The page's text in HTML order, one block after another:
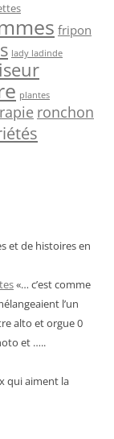
fripon
lady ladinde
plantes
ronchon
et de histoires en
«… c’est comme
l’un
alto et orgue 0
et …..
qui aiment la